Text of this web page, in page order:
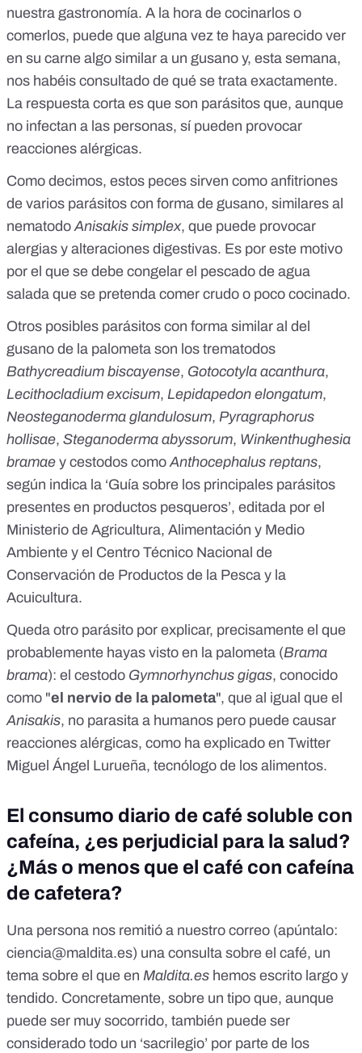
nuestra gastronomía. A la hora de cocinarlos o
comerlos, puede que alguna vez te haya parecido ver
en su carne algo similar a un gusano y, esta semana,
nos habéis consultado de qué se trata exactamente.
La respuesta corta es que son parásitos que, aunque
no infectan a las personas, sí pueden provocar
reacciones alérgicas.
Como decimos, estos peces sirven como anfitriones
de varios parásitos con forma de gusano, similares al
nematodoAnisakis simplex, que puede provocar
alergias y alteraciones digestivas. Es por este motivo
por el que se debe congelar el pescado de agua
salada que se pretenda comer crudo o poco cocinado.
Otros posibles parásitos con forma similar al del
gusano de la palometa son los trematodos
Bathycreadium biscayense, Gotocotyla acanthura,
Lecithocladium excisum, Lepidapedon elongatum,
Neosteganoderma glandulosum, Pyragraphorus
hollisae, Steganoderma abyssorum, Winkenthughesia
bramae y cestodos comoAnthocephalus reptans,
según indica la ‘Guía sobre los principales parásitos
presentes en productos pesqueros’, editada por el
Ministerio de Agricultura, Alimentación y Medio
Ambiente y el Centro Técnico Nacional de
Conservación de Productos de la Pesca y la
Acuicultura.
Queda otro parásito por explicar, precisamente el que
probablemente hayas visto en la palometa (Brama
brama): el cestodo Gymnorhynchus gigas, conocido
como "el nervio de la palometa", que al igual que el
Anisakis, no parasita a humanos pero puede causar
reacciones alérgicas, como ha explicado en Twitter
Miguel Ángel Lurueña, tecnólogo de los alimentos.
El consumo diario de café soluble con
cafeína, ¿es perjudicial para la salud?
¿Más o menos que el café con cafeína
de cafetera?
Una persona nos remitió a nuestro correo (apúntalo:
ciencia@maldita.es) una consulta sobre el café, un
tema sobre el que en Maldita.es hemos escrito largo y
tendido. Concretamente, sobre un tipo que, aunque
puede ser muy socorrido, también puede ser
considerado todo un ‘sacrilegio’ por parte de los